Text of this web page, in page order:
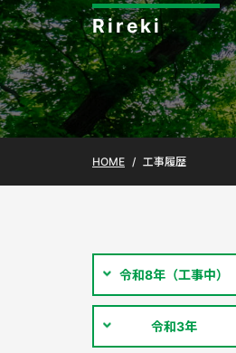
Rireki
HOME 工事履歴
令和8年（工事中）
令和3年